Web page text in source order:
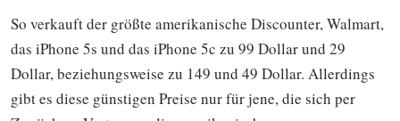
So verkauft der größte amerikanische Discounter, Walmart,
das iPhone 5s und das iPhone 5c zu 99 Dollar und 29
Dollar, beziehungsweise zu 149 und 49 Dollar. Allerdings
gibt es diese günstigen Preise nur für jene, die sich per